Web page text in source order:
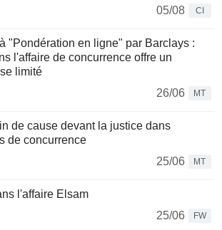
05/08
CI
"Pondération en ligne" par Barclays :
l'affaire de concurrence offre un
limité
26/06
MT
de cause devant la justice dans
de concurrence
25/06
MT
l'affaire Elsam
25/06
FW